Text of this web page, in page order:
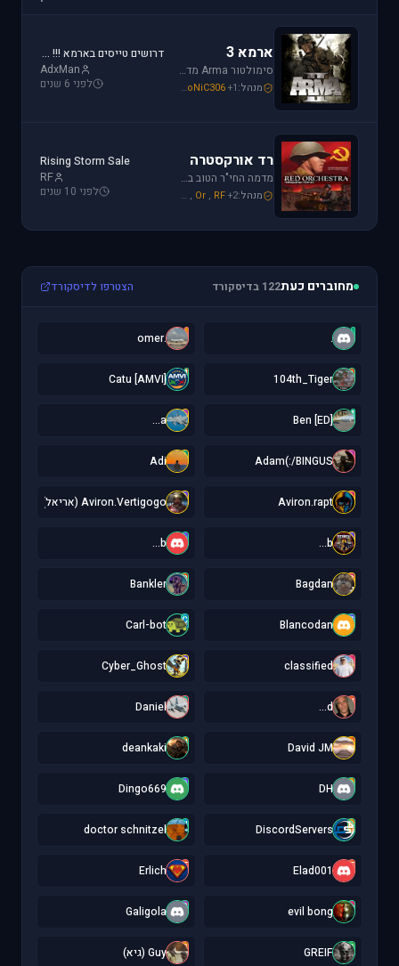
ארמא 3
סימולטור Arma מדמה את לוחמת שדה הקרב ברמה ריאליסטית גבוהה. בנוסף, ארמא משלב בין לוחמה אווירית ללוחמת שדה קרקעית.
מנהל: galzohar SoNiC306+1
דרושים טייסים בארמא !!! Sayeret Matkal Clan
AdxMan
לפני 6 שנים
רד אורקסטרה
מדמה החי"ר הטוב ביותר שיצא למלחמת העולם השנייה. המשחק היחידי שמחזיר אותך לחזית המזרחית. כולל לוחמת חי"ר ושריון.
מנהל: Mike_69th , Or , RF+2
Rising Storm Sale
RF
לפני 10 שנים
מחוברים כעת122 בדיסקורד הצטרפו לדיסקורד
.
.
.
.omer
1
104th_Tiger
[
[AMVI] Catu
[
[ED] Ben
a
a...
A
Adam(:/BINGUS
A
Adi
A
Aviron.rapt
A Aviron.Vertigogo (אריאל)
b
b...
b
b...
B
Bagdan
B
Bankler
B
Blancodan
C
Carl-bot
c
classified
C
Cyber_Ghost
d
d...
D
Daniel
D
David JM
d
deankaki
D
DH
D
Dingo669
D
DiscordServers
d
doctor schnitzel
E
Elad001
E
Erlich
e
evil bong
G
Galigola
G
GREIF
G Guy (גיא)